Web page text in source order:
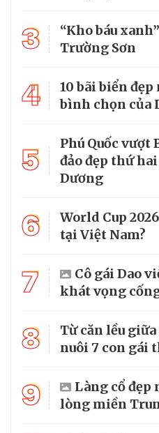
3
“Kho báu
Trường Sơn
4
10 bãi biển
bình chọn của
5
Phú Quốc
đảo đẹp thứ
Dương
6
World Cup
tại Việt Nam?
7
Cô gái Dao
khát vọng
8
Từ căn lều
nuôi 7 con gái
9
Làng cổ đẹp
lòng miền